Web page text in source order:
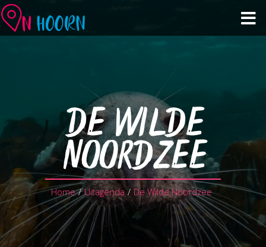
Zien & Doen
Winkelen & Horeca
Over Hoorn
Plan je bezoek
DE WILDE
NOORDZEE
Home / Uitagenda / De Wilde Noordzee